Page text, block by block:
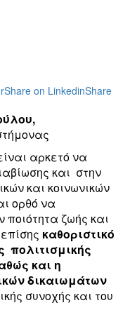
Share on LinkedinShare
αρκετό να
και στην
και κοινωνικών
ορθό να
ποιότητα ζωής και
καθοριστικό
πολιτισμικής
και η
δικαιωμάτων
συνοχής και του